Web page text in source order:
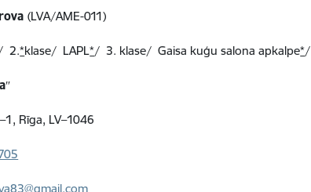
(LVA/AME-011)
2.*klase/ LAPL*/3. klase/Gaisa kuģu salona apkalpe*/
″
Rīga, LV–1046